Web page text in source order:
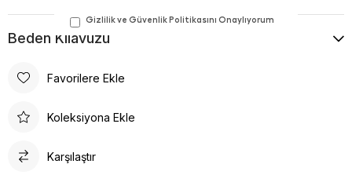
Beden Kılavuzu
Favorilere Ekle
Koleksiyona Ekle
Karşılaştır